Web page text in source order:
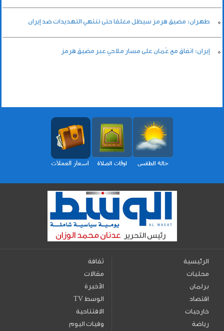
طهران: مضيق هرمز سيظل مغلقا حتى تنتهي التهديدات ضد إيران
إيران: اتفاق مع عُمان على مسار ملاحي عبر مضيق هرمز
الرئيسية
محليات
برلمان
اقتصاد
خارجيات
رياضة
ثقافة
مقالات
الأخيرة
TV الوسط
الافتتاحية
وفيات اليوم